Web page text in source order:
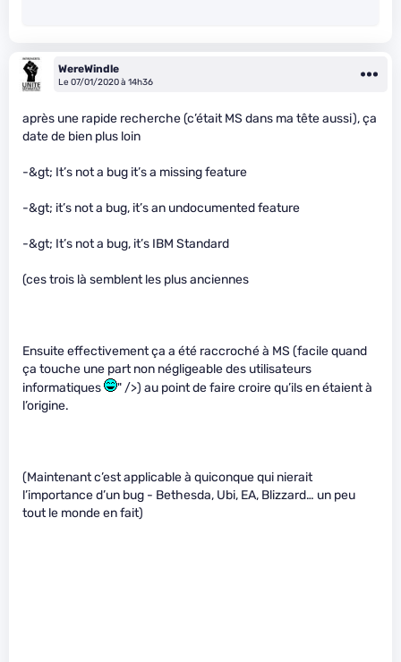
WereWindle
Le 07/01/2020 à 14h36
après une rapide recherche (c’était MS dans ma tête aussi), ça
date de bien plus loin
-&gt; It’s not a bug it’s a missing feature
-&gt; it’s not a bug, it’s an undocumented feature
-&gt; It’s not a bug, it’s IBM Standard
(ces trois là semblent les plus anciennes
Ensuite effectivement ça a été raccroché à MS (facile quand
ça touche une part non négligeable des utilisateurs
informatiques
" />) au point de faire croire qu’ils en étaient à
l’origine.
(Maintenant c’est applicable à quiconque qui nierait
l’importance d’un bug - Bethesda, Ubi, EA, Blizzard… un peu
tout le monde en fait)